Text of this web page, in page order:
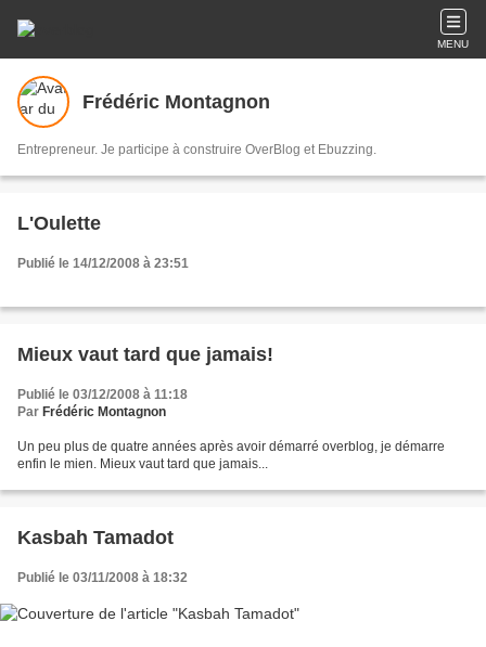
MENU
Frédéric Montagnon
Entrepreneur. Je participe à construire OverBlog et Ebuzzing.
L'Oulette
Publié le 14/12/2008 à 23:51
Mieux vaut tard que jamais!
Publié le 03/12/2008 à 11:18
Par Frédéric Montagnon
Un peu plus de quatre années après avoir démarré overblog, je démarre
enfin le mien. Mieux vaut tard que jamais...
Kasbah Tamadot
Publié le 03/11/2008 à 18:32